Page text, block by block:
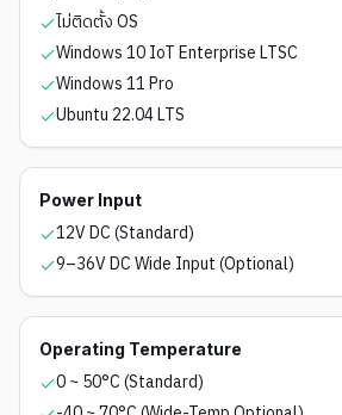
ไม่ติดตั้ง OS
Windows 10 IoT Enterprise LTSC
Windows 11 Pro
Ubuntu 22.04 LTS
Power Input
12V DC (Standard)
9–36V DC Wide Input (Optional)
Operating Temperature
0 ~ 50°C (Standard)